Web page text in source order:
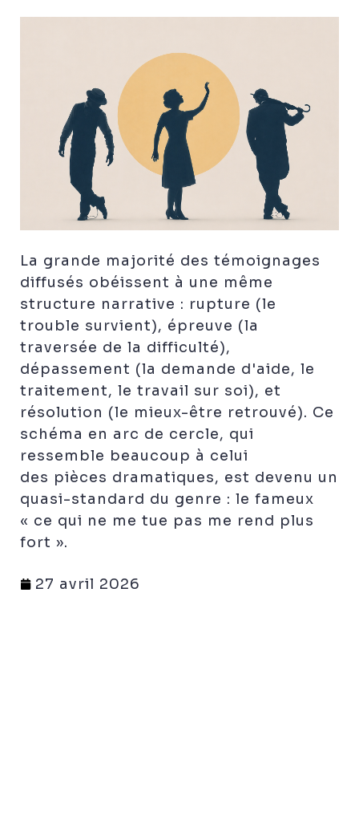
La grande majorité des témoignages
diffusés obéissent à une même
structure narrative : rupture (le
trouble survient), épreuve (la
traversée de la difficulté),
dépassement (la demande d'aide, le
traitement, le travail sur soi), et
résolution (le mieux-être retrouvé). Ce
schéma en arc de cercle, qui
ressemble beaucoup à celui
des pièces dramatiques, est devenu un
quasi-standard du genre : le fameux
« ce qui ne me tue pas me rend plus
fort ».
27 avril 2026